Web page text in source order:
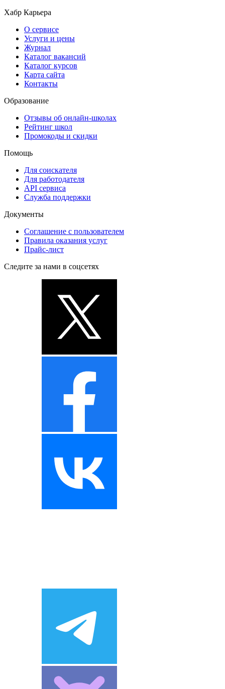
Хабр Карьера
О сервисе
Услуги и цены
Журнал
Каталог вакансий
Каталог курсов
Карта сайта
Контакты
Образование
Отзывы об онлайн-школах
Рейтинг школ
Промокоды и скидки
Помощь
Для соискателя
Для работодателя
API сервиса
Служба поддержки
Документы
Соглашение с пользователем
Правила оказания услуг
Прайс-лист
Следите за нами в соцсетях